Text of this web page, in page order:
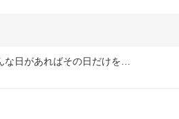
日があればその日だけを…